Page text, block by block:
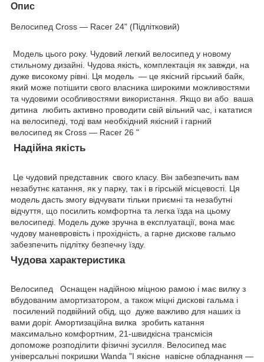
Опис
Велосипед Cross — Racer 24" (Підлітковий)
Модель цього року. Чудовий легкий велосипед у новому
стильному дизайні. Чудова якість, комплектація як завжди, на
дуже високому рівні. Ця модель — це якісний гірський байк,
який може потішити свого власника широкими можливостями
та чудовими особливостями використання. Якщо ви або ваша
дитина любить активно проводити свій вільний час, і кататися
на велосипеді, тоді вам необхідний якісний і гарний
велосипед як Cross — Racer 26 "
Надійна якість
Це чудовий представник свого класу. Він забезпечить вам
незабутнє катання, як у парку, так і в гірській місцевості. Ця
модель дасть змогу відчувати тільки приємні та незабутні
відчуття, що посилить комфортна та легка їзда на цьому
велосипеді. Модель дуже зручна в експлуатації, вона має
чудову маневровість і прохідність, а гарне дискове гальмо
забезпечить підлітку безпечну їзду.
Чудова характеристика
Велосипед Оснащен надійною міцною рамою і має вилку з
вбудованим амортизатором, а також міцні дискові гальма і
посилений подвійний обід, що дуже важливо для наших із
вами доріг. Амортизаційна вилка зробить катання
максимально комфортним, 21-швидкісна трансмісія
допоможе розподілити фізичні зусилля. Велосипед має
універсальні покришки Wanda "І якісне навісне обладнання —